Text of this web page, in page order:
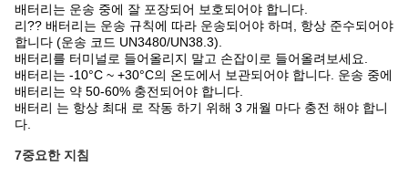
배터리는 운송 중에 잘 포장되어 보호되어야 합니다.
리?? 배터리는 운송 규칙에 따라 운송되어야 하며, 항상 준수되어야
합니다 (운송 코드 UN3480/UN38.3).
배터리를 터미널로 들어올리지 말고 손잡이로 들어올려보세요.
배터리는 -10°C ~ +30°C의 온도에서 보관되어야 합니다. 운송 중에
배터리는 약 50-60% 충전되어야 합니다.
배터리 는 항상 최대 로 작동 하기 위해 3 개월 마다 충전 해야 합니
다.
7중요한 지침